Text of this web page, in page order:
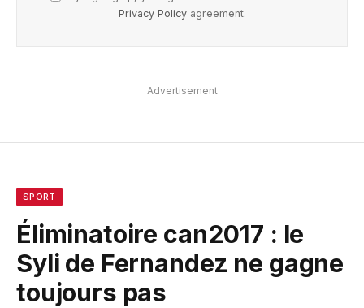
Privacy Policyagreement.
Advertisement
SPORT
Éliminatoire can2017 : le
Syli de Fernandez ne gagne
toujours pas